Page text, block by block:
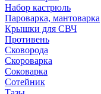
Набор кастрюль
Пароварка, мантоварка
Крышки для СВЧ
Противень
Сковорода
Скороварка
Соковарка
Сотейник